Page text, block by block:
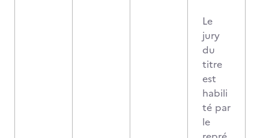
Le
jury
du
titre
est
habili
té par
le